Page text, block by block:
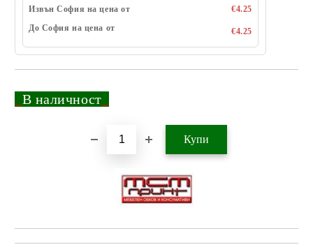
Извън София на цена от
€4.25
До София на цена от
€4.25
В наличност